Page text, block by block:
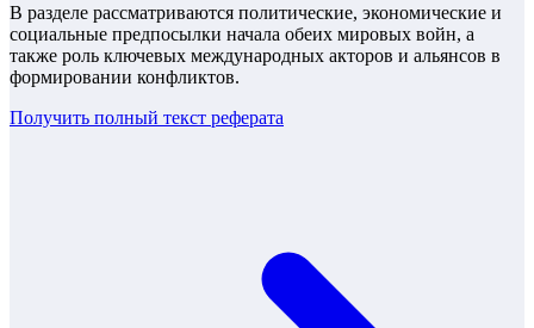
В разделе рассматриваются политические, экономические и
социальные предпосылки начала обеих мировых войн, а
также роль ключевых международных акторов и альянсов в
формировании конфликтов.
Получить полный текст реферата